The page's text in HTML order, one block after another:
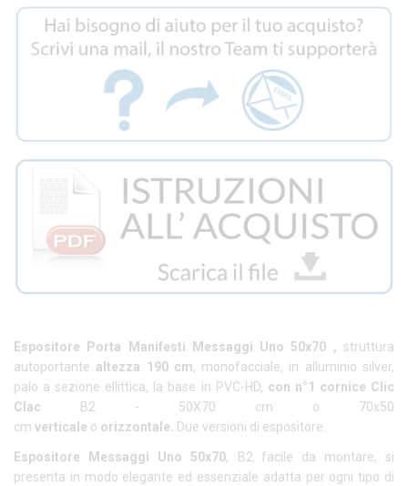
Espositore Porta Manifesti Messaggi Uno 50x70 , struttura
autoportante altezza 190 cm, monofacciale, in alluminio silver,
palo a sezione ellittica, la base in PVC-HD, con n°1 cornice Clic
Clac B2 - 50X70 cm o 70x50
cm verticale o orizzontale. Due versioni di espositore.
Espositore Messaggi Uno 50x70, B2 facile da montare, si
presenta in modo elegante ed essenziale adatta per ogni tipo di